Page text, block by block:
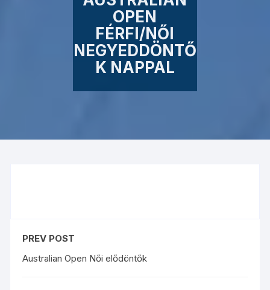
OPEN
FÉRFI/NŐI
NEGYEDDÖNTŐ
K NAPPAL
PREV POST
Australian Open Női elődöntők